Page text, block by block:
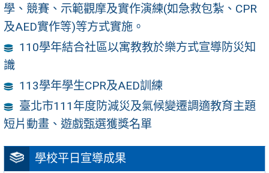
學校平日宣導成果
學、競賽、示範觀摩及實作演練(如急救包紮、CPR
及AED實作等)等方式實施。
110學年結合社區以寓教教於樂方式宣導防災知
識
113學年學生CPR及AED訓練
臺北市111年度防減災及氣候變遷調適教育主題
短片動畫、遊戲甄選獲獎名單